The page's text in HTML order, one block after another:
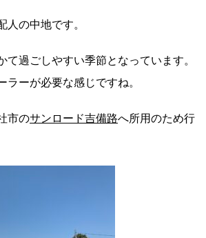
人の中地です。
て過ごしやすい季節となっています。
ラーが必要な感じですね。
市のサンロード吉備路へ所用のため行